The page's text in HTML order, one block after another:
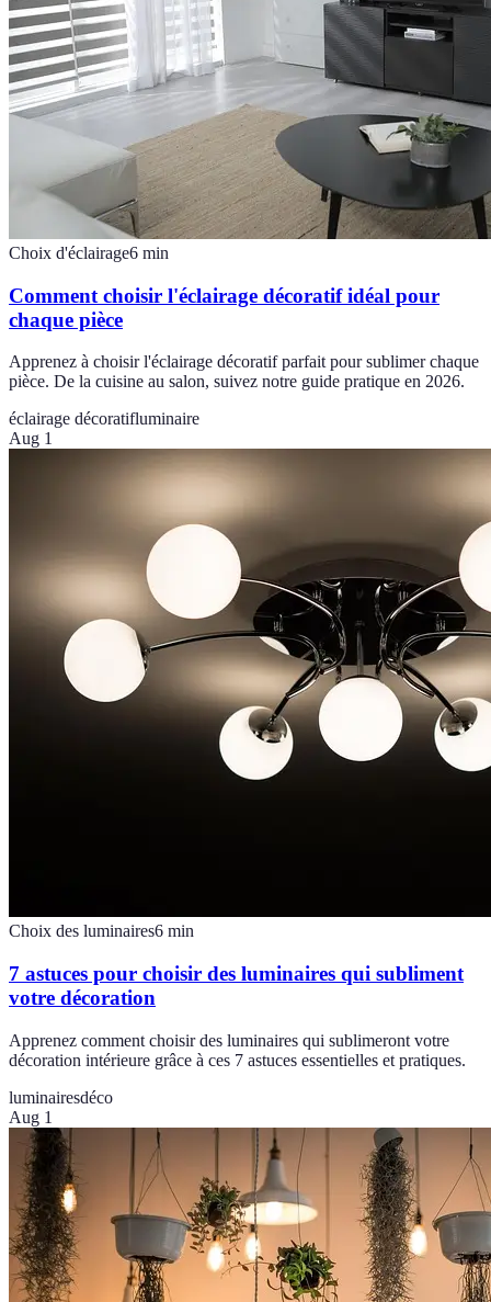
Choix d'éclairage6 min
Comment choisir l'éclairage décoratif idéal pour
chaque pièce
Apprenez à choisir l'éclairage décoratif parfait pour sublimer chaque
pièce. De la cuisine au salon, suivez notre guide pratique en 2026.
éclairage décoratifluminaire
Aug 1
Choix des luminaires6 min
7 astuces pour choisir des luminaires qui subliment
votre décoration
Apprenez comment choisir des luminaires qui sublimeront votre
décoration intérieure grâce à ces 7 astuces essentielles et pratiques.
luminairesdéco
Aug 1